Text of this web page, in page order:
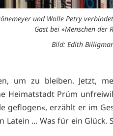
und Wolle Petry
Gast bei »Menschen der
Bild: Edith
um zu bleiben. Jetzt,
Heimatstadt Prüm
geflogen«, erzählt er im
Latein ... Was für ein